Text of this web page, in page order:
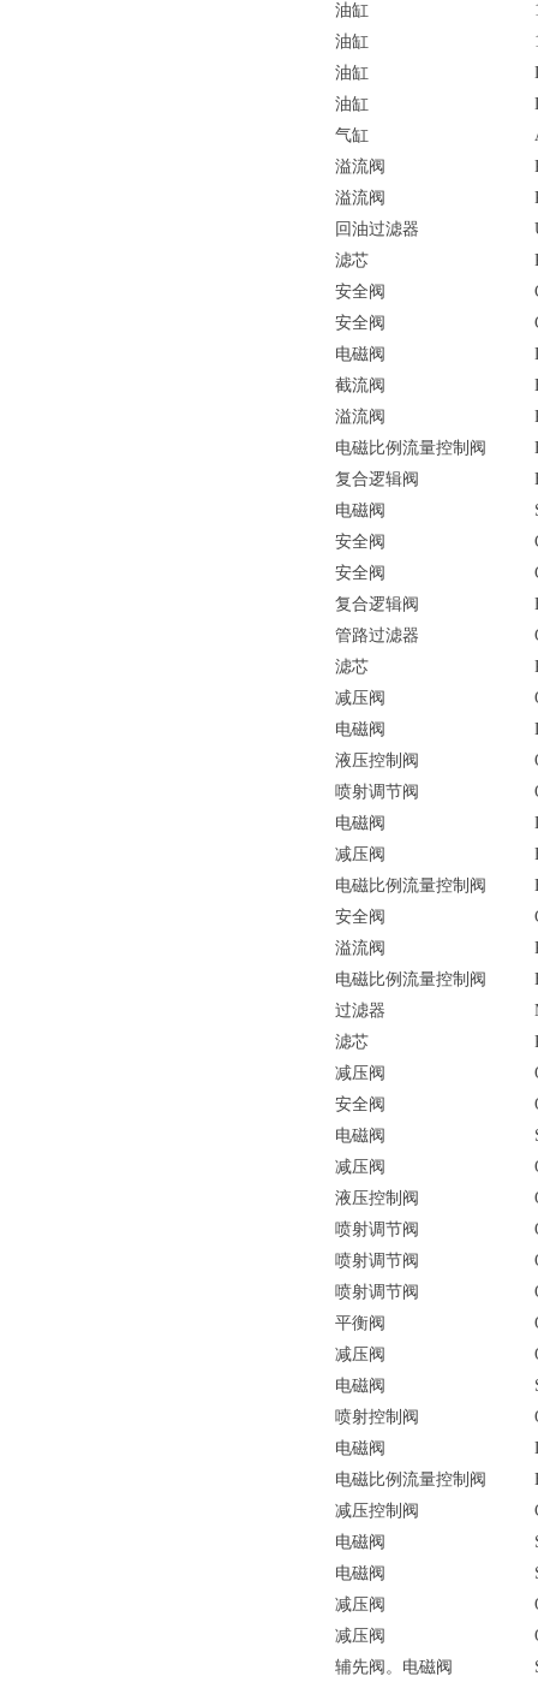
油缸
油缸
油缸
油缸
气缸
溢流阀
溢流阀
回油过滤器
滤芯
安全阀
安全阀
电磁阀
截流阀
溢流阀
电磁比例流量控制阀
复合逻辑阀
电磁阀
安全阀
安全阀
复合逻辑阀
管路过滤器
滤芯
减压阀
电磁阀
液压控制阀
喷射调节阀
电磁阀
减压阀
电磁比例流量控制阀
安全阀
溢流阀
电磁比例流量控制阀
过滤器
滤芯
减压阀
安全阀
电磁阀
减压阀
液压控制阀
喷射调节阀
喷射调节阀
喷射调节阀
平衡阀
减压阀
电磁阀
喷射控制阀
电磁阀
电磁比例流量控制阀
减压控制阀
电磁阀
电磁阀
减压阀
减压阀
辅先阀。电磁阀